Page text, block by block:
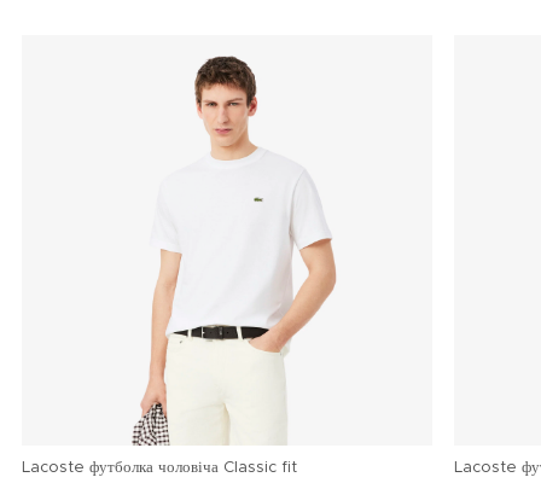
Lacoste футболка чоловіча Classic fit Lacoste